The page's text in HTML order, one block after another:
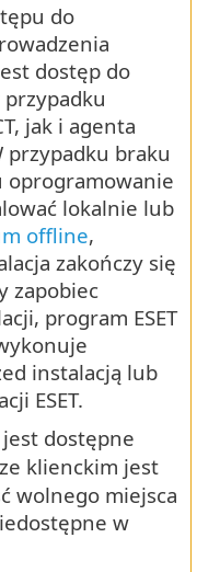
do
dostęp do
jak i agenta
przypadku braku
lokalnie lub
offline,
zakończy się
zapobiec
program ESET
instalacją lub
ESET.
dostępne
klienckim jest
wolnego miejsca
w